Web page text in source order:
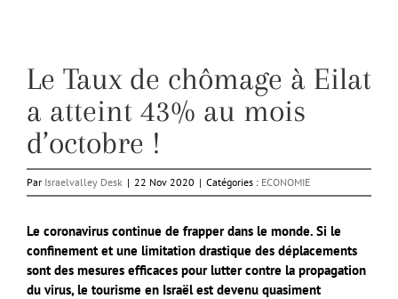
Le Taux de chômage à Eilat
a atteint 43% au mois
d’octobre !
Par Israelvalley Desk | 22 Nov 2020 | Catégories : ECONOMIE
Le coronavirus continue de frapper dans le monde. Si le
confinement et une limitation drastique des déplacements
sont des mesures efficaces pour lutter contre la propagation
du virus, le tourisme en Israël est devenu quasiment